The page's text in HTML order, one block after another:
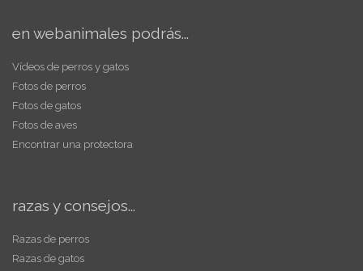
en webanimales podrás...
Vídeos de perros y gatos
Fotos de perros
Fotos de gatos
Fotos de aves
Encontrar una protectora
razas y consejos...
Razas de perros
Razas de gatos